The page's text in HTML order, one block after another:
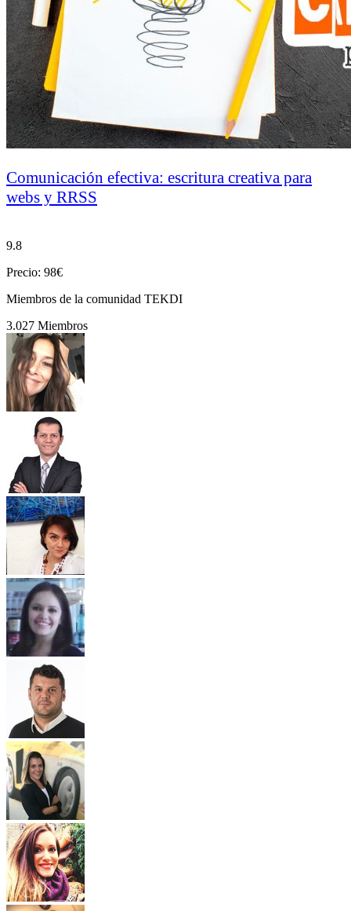
Comunicación efectiva: escritura creativa para
webs y RRSS
9.8
Precio: 98€
Miembros de la comunidad TEKDI
3.027 Miembros